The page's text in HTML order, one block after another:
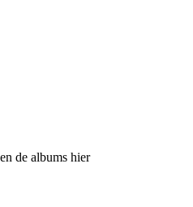
de albums hier